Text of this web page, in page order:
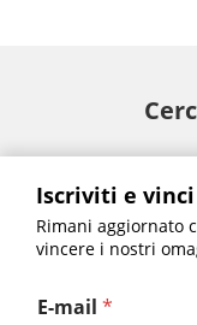
Iscriviti e
Rimani aggiornato
vincere i nostri
E-mail *